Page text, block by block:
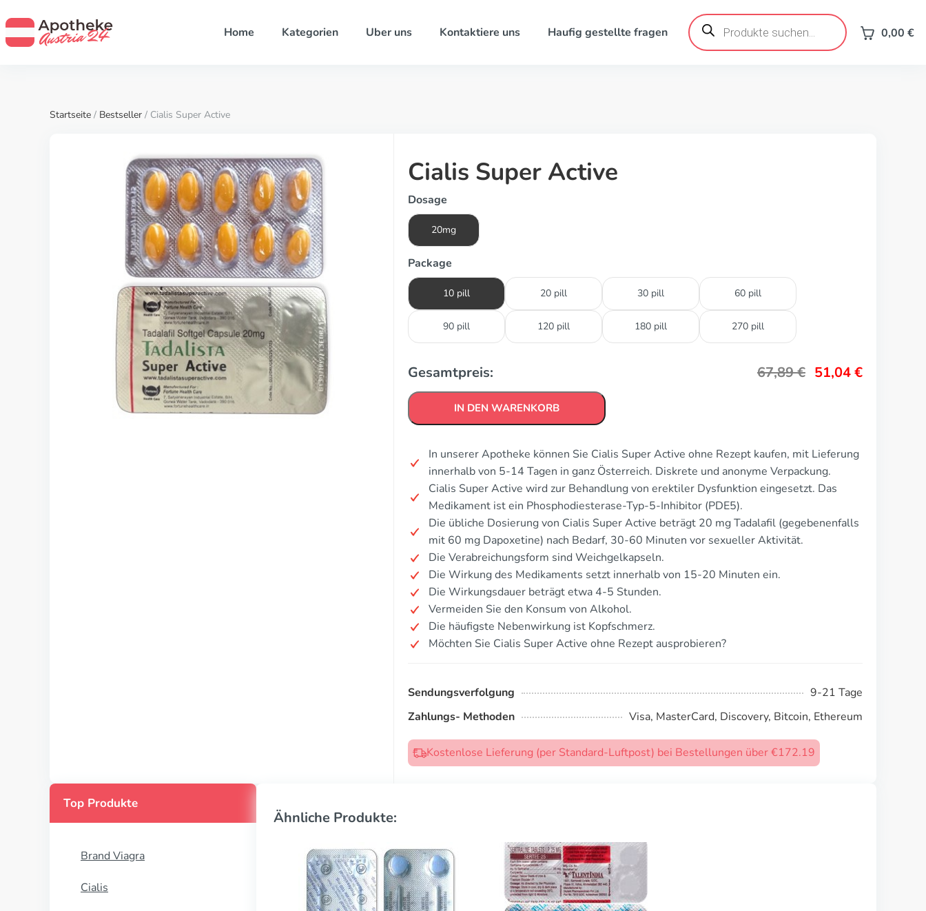
Home Kategorien Uber uns Kontaktiere uns Haufig gestellte fragen
Products
search 0,00 €
Startseite / Bestseller / Cialis Super Active
Cialis Super Active
Dosage
20mg
Package
10 pill 20 pill 30 pill 60 pill
90 pill 120 pill 180 pill 270 pill
Gesamtpreis: 67,89€ 51,04€
IN DEN WARENKORB
In unserer Apotheke können Sie Cialis Super Active ohne Rezept kaufen, mit Lieferung
innerhalb von 5-14 Tagen in ganz Österreich. Diskrete und anonyme Verpackung.
Cialis Super Active wird zur Behandlung von erektiler Dysfunktion eingesetzt. Das
Medikament ist ein Phosphodiesterase-Typ-5-Inhibitor (PDE5).
Die übliche Dosierung von Cialis Super Active beträgt 20 mg Tadalafil (gegebenenfalls
mit 60 mg Dapoxetine) nach Bedarf, 30-60 Minuten vor sexueller Aktivität.
Die Verabreichungsform sind Weichgelkapseln.
Die Wirkung des Medikaments setzt innerhalb von 15-20 Minuten ein.
Die Wirkungsdauer beträgt etwa 4-5 Stunden.
Vermeiden Sie den Konsum von Alkohol.
Die häufigste Nebenwirkung ist Kopfschmerz.
Möchten Sie Cialis Super Active ohne Rezept ausprobieren?
Sendungsverfolgung
9-21 Tage
Zahlungs- Methoden
Visa, MasterCard, Discovery, Bitcoin, Ethereum
Kostenlose Lieferung (per Standard-Luftpost) bei Bestellungen über €172.19
Top Produkte
Brand Viagra
Cialis
Ähnliche Produkte: